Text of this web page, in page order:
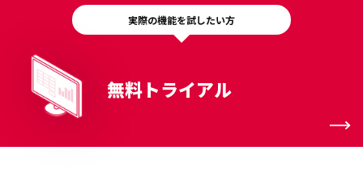
実際の機能を試したい方
無料トライアル